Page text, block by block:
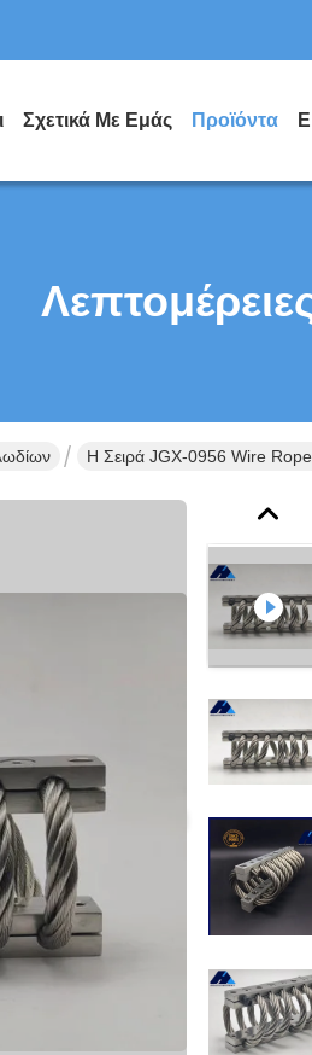
Σχετικά Με Εμάς Προϊόντα
Η Σειρά JGX-0956 Wire